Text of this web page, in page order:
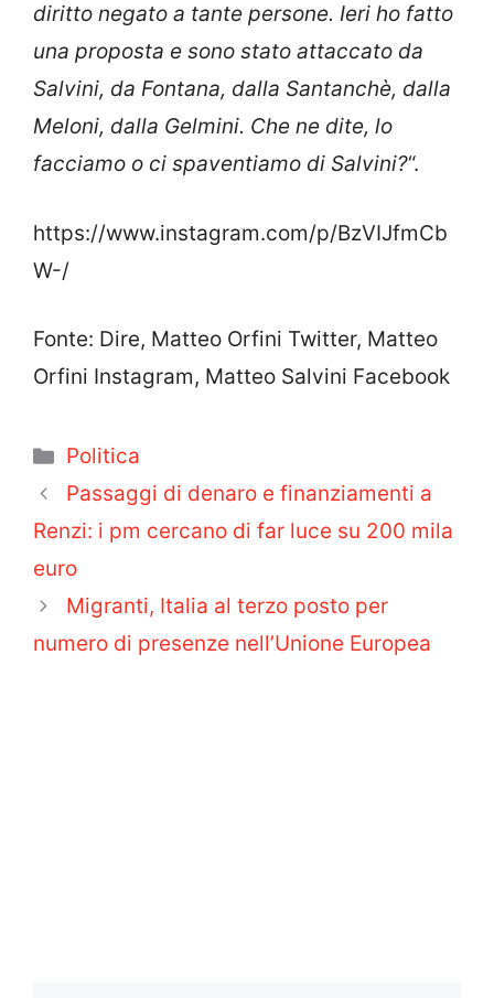
diritto negato a tante persone. Ieri ho fatto
una proposta e sono stato attaccato da
Salvini, da Fontana, dalla Santanchè, dalla
Meloni, dalla Gelmini. Che ne dite, lo
facciamo o ci spaventiamo di Salvini?“.
https://www.instagram.com/p/BzVIJfmCb
W-/
Fonte: Dire, Matteo Orfini Twitter, Matteo
Orfini Instagram, Matteo Salvini Facebook
Categorie
Politica
Passaggi di denaro e finanziamenti a
Renzi: i pm cercano di far luce su 200 mila
euro
Migranti, Italia al terzo posto per
numero di presenze nell’Unione Europea